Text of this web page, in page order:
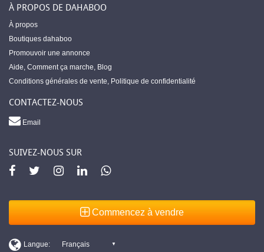
À PROPOS DE DAHABOO
À propos
Boutiques dahaboo
Promouvoir une annonce
Aide, Comment ça marche, Blog
Conditions générales de vente, Politique de confidentialité
CONTACTEZ-NOUS
Email
SUIVEZ-NOUS SUR
Commencez à vendre